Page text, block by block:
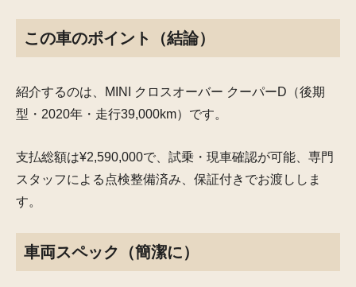
この車のポイント（結論）
紹介するのは、MINI クロスオーバー クーパーD（後期
型・2020年・走行39,000km）です。
支払総額は¥2,590,000で、試乗・現車確認が可能、専門
スタッフによる点検整備済み、保証付きでお渡ししま
す。
車両スペック（簡潔に）